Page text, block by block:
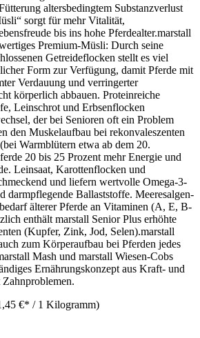
altersbedingtem Substanzverlust
sorgt für mehr Vitalität,
bis ins hohe Pferdealter.marstall
Premium-Müsli: Durch seine
Getreideflocken stellt es viel
Form zur Verfügung, damit Pferde mit
Verdauung und verringerter
körperlich abbauen. Proteinreiche
Leinschrot und Erbsenflocken
der bei Senioren oft ein Problem
den Muskelaufbau bei rekonvaleszenten
Warmblütern etwa ab dem 20.
20 bis 25 Prozent mehr Energie und
Leinsaat, Karottenflocken und
und liefern wertvolle Omega-3-
darmpflegende Ballaststoffe. Meeresalgen-
älterer Pferde an Vitaminen (A, E, B-
enthält marstall Senior Plus erhöhte
(Kupfer, Zink, Jod, Selen).marstall
zum Körperaufbau bei Pferden jedes
Mash und marstall Wiesen-Cobs
Ernährungskonzept aus Kraft- und
€* / 1 Kilogramm)